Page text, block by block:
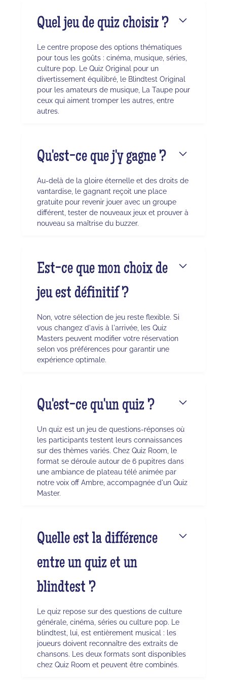
Quel jeu de quiz choisir ?
Le centre propose des options thématiques
pour tous les goûts : cinéma, musique, séries,
culture pop. Le Quiz Original pour un
divertissement équilibré, le Blindtest Original
pour les amateurs de musique, La Taupe pour
ceux qui aiment tromper les autres, entre
autres.
Qu'est-ce que j'y gagne ?
Au-delà de la gloire éternelle et des droits de
vantardise, le gagnant reçoit une place
gratuite pour revenir jouer avec un groupe
différent, tester de nouveaux jeux et prouver à
nouveau sa maîtrise du buzzer.
Est-ce que mon choix de
jeu est définitif ?
Non, votre sélection de jeu reste flexible. Si
vous changez d'avis à l'arrivée, les Quiz
Masters peuvent modifier votre réservation
selon vos préférences pour garantir une
expérience optimale.
Qu'est-ce qu'un quiz ?
Un quiz est un jeu de questions-réponses où
les participants testent leurs connaissances
sur des thèmes variés. Chez Quiz Room, le
format se déroule autour de 6 pupitres dans
une ambiance de plateau télé animée par
notre voix off Ambre, accompagnée d'un Quiz
Master.
Quelle est la différence
entre un quiz et un
blindtest ?
Le quiz repose sur des questions de culture
générale, cinéma, séries ou culture pop. Le
blindtest, lui, est entièrement musical : les
joueurs doivent reconnaître des extraits de
chansons. Les deux formats sont disponibles
chez Quiz Room et peuvent être combinés.